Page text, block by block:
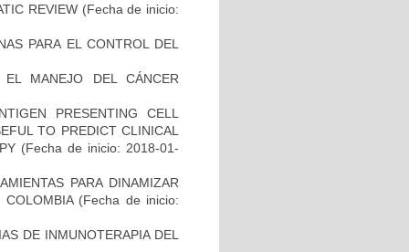
REVIEW (Fecha de inicio:
PARA EL CONTROL DEL
EL MANEJO DEL CÁNCER
PRESENTING CELL
TO PREDICT CLINICAL
(Fecha de inicio: 2018-01-
PARA DINAMIZAR
COLOMBIA(Fecha de inicio:
DE INMUNOTERAPIA DEL